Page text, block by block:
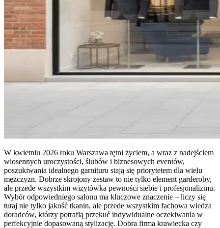
W kwietniu 2026 roku Warszawa tętni życiem, a wraz z nadejściem
wiosennych uroczystości, ślubów i biznesowych eventów,
poszukiwania idealnego garnituru stają się priorytetem dla wielu
mężczyzn. Dobrze skrojony zestaw to nie tylko element garderoby,
ale przede wszystkim wizytówka pewności siebie i profesjonalizmu.
Wybór odpowiedniego salonu ma kluczowe znaczenie – liczy się
tutaj nie tylko jakość tkanin, ale przede wszystkim fachowa wiedza
doradców, którzy potrafią przekuć indywidualne oczekiwania w
perfekcyjnie dopasowaną stylizację. Dobra firma krawiecka czy